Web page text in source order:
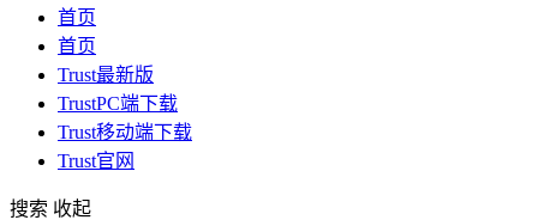
首页
首页
Trust最新版
TrustPC端下载
Trust移动端下载
Trust官网
搜索 收起